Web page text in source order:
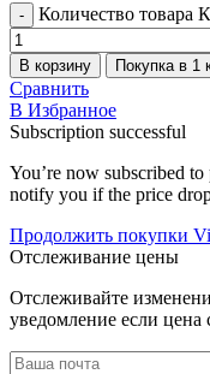
Количество товара
В корзину Покупка в 1
Сравнить
В Избранное
Subscription successful
You’re now subscribed
notify you if the price
Продолжить покупки
Отслеживание цены
Отслеживайте
уведомление если цена